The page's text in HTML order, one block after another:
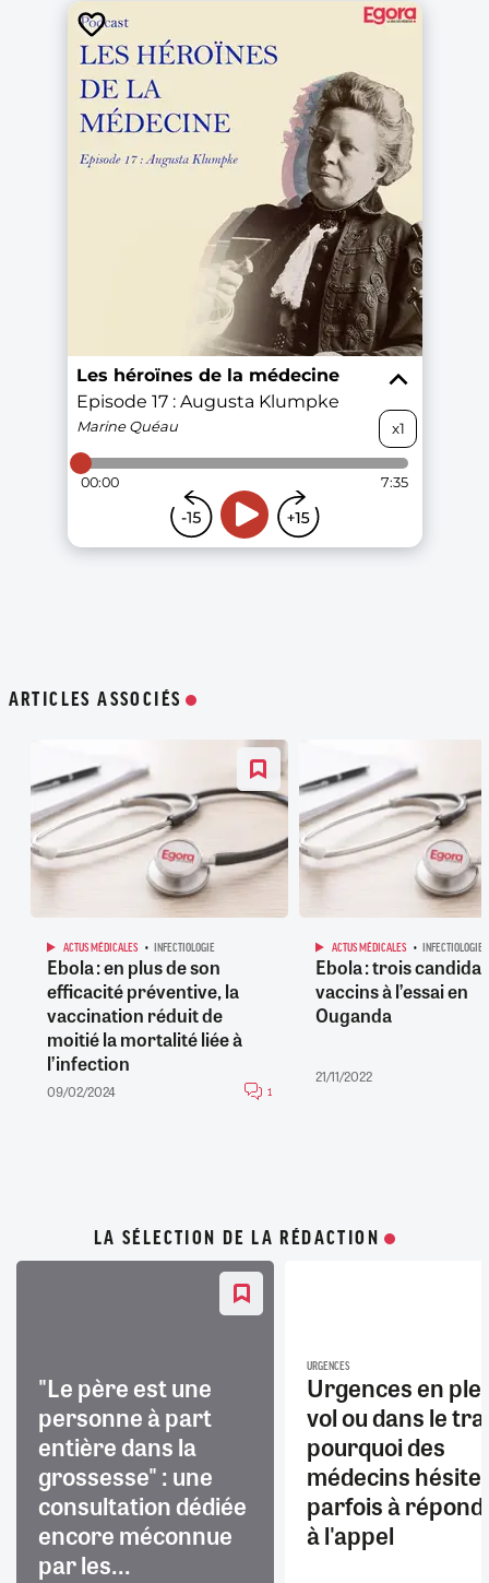
ARTICLES ASSOCIÉS
ACTUS MÉDICALES INFECTIOLOGIE
Ebola : en plus de son
efficacité préventive, la
vaccination réduit de
moitié la mortalité liée à
l’infection
09/02/2024 1
ACTUS MÉDICALES INFECTIOLOGIE
Ebola : trois
vaccins à l’essai en
Ouganda
21/11/2022
LA SÉLECTION DE LA RÉDACTION
"Le père est une
personne à part
entière dans la
grossesse" : une
consultation dédiée
encore méconnue
par les...
URGENCES
Urgences en
vol ou dans le
pourquoi des
médecins
parfois à
à l'appel